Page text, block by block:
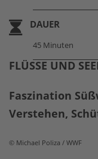
DAUER
45 Minuten
FLÜSSE UND
Faszination
Verstehen,
© Michael Poliza / WWF